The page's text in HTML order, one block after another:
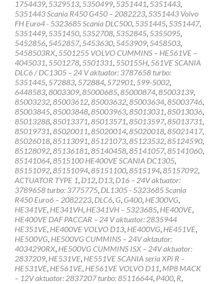
1754439, 5329513, 5350499, 5351441, 5351443,
5351443 Scania R450 G450 – 2082223, 5351443 Volvo
FH Euro4 - 5323685 Scania DLC500, 5351445, 5351447,
5351449, 5351450, 5352708, 5352845, 5355095,
5452856, 5452857, 5453630, 5453909, 5458503,
5458503RX, 5501255 VOLVO CUMMINS – HE561VE –
4045031, 5501278, 5501331, 550155H, 561VE SCANIA
DLC6 / DC1305 – 24 V aktuator: 3787658 turbo:
5351445, 572883, 572884, 572901, 599-5002,
6448583,8003309,85000685,85000874,85003139,
85003232,85003612,85003632,85003634,85003746,
85003845,85003848,85003963,85013031,85013036,
85013288,85013371,85013571,85013597,85013731,
85019731,85020011,85020014,85020018,85021417,
85026018,85113091,85121073,85123532,85124590,
85128092,85136181,85140458,85141057,85141060,
85141064,8515100 HE400VE SCANIA DC1305,
85151092,85151094,85151100,8515194,85157092,
ACTUATOR TYPE 1, D12, D13, D16 – 24V aktuator:
3789658 turbo: 3775775, DL1305 - 5323685 Scania
R450 Euro6 – 2082223, DLC6, G, G400, HE300VG,
HE341VE, HE341VH, HE341VH – 5323685, HE400VE,
HE400VE DAF PACCAR – 24 V aktuator: 2835944
HE351VE, HE400VE VOLVO D13, HE400VG, HE451VE,
HE500VG, HE500VG CUMMINS – 24V aktautor:
4034290RX, HE500VG CUMMINS ISX – 24V aktuator:
2837209, HE531VE, HE551VE SCANIA seria XPi R –
HE531VE, HE561VE, HE561VE VOLVO D11, MP8 MACK
– 12V aktuator: 2837207 turbo: 85116644, P400, R,